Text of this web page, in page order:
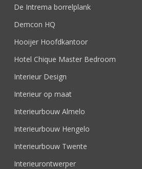
De Intrema borrelplank
Demcon HQ
Hooijer Hoofdkantoor
Hotel Chique Master Bedroom
Interieur Design
Interieur op maat
Interieurbouw Almelo
Interieurbouw Hengelo
Interieurbouw Twente
Interieurontwerper